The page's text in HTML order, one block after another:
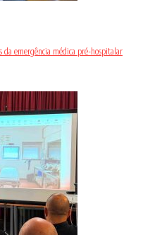
da emergência médica pré-hospitalar